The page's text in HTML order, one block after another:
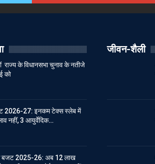
राज्य के विधानसभा चुनाव के नतीजे
को
2026-27: इनकम टेक्स स्लेब में
नहीं, 3 आयुर्वेदिक…
2025-26: अब 12 लाख
जीवन-शैली